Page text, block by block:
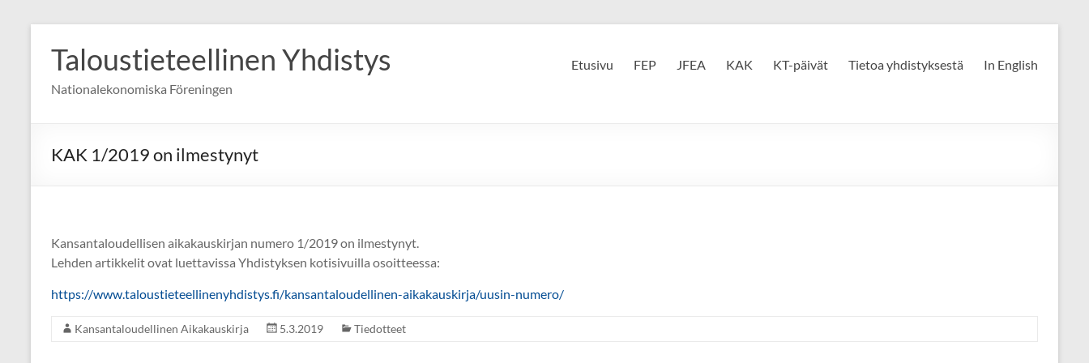
content
Taloustieteellinen Yhdistys
Nationalekonomiska Föreningen
Etusivu FEP JFEA KAK KT-päivät Tietoa yhdistyksestä In English
KAK 1/2019 on ilmestynyt
Kansantaloudellisen aikakauskirjan numero 1/2019 on ilmestynyt.
Lehden artikkelit ovat luettavissa Yhdistyksen kotisivuilla osoitteessa:
https://www.taloustieteellinenyhdistys.fi/kansantaloudellinen-aikakauskirja/uusin-numero/
Kansantaloudellinen Aikakauskirja 5.3.2019 Tiedotteet